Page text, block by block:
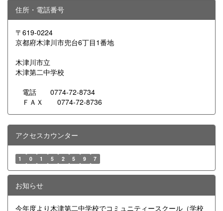
住所・電話番号
〒619-0224
京都府木津川市兜台6丁目1番地
木津川市立
木津第二中学校
電話 0774-72-8734
ＦＡＸ 0774-72-8736
アクセスカウンター
1 0 1 5 2 5 9 7
お知らせ
今年度より木津第二中学校でコミュニティースクール（学校